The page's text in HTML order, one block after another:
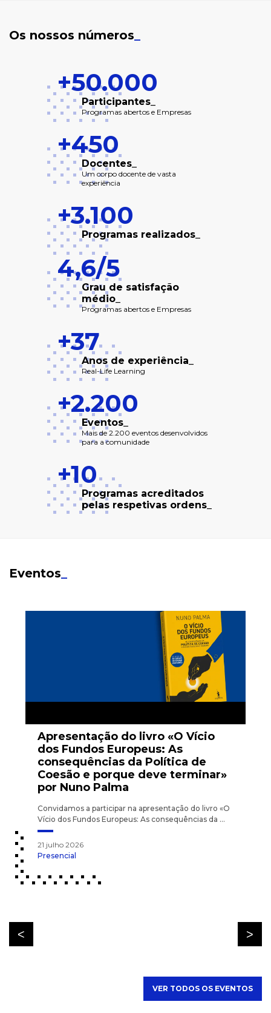
Os nossos números
+50.000
Participantes_
Programas abertos e Empresas
+450
Docentes_
Um corpo docente de vasta
experiência
+3.100
Programas realizados_
4,6/5
Grau de satisfação
médio_
Programas abertos e Empresas
+37
Anos de experiência_
Real-Life Learning
+2.200
Eventos_
Mais de 2.200 eventos desenvolvidos
para a comunidade
+10
Programas acreditados
pelas respetivas ordens_
Eventos
Apresentação do livro «O Vício
dos Fundos Europeus: As
consequências da Política de
Coesão e porque deve terminar»
por Nuno Palma
Convidamos a participar na apresentação do livro «O
Vício dos Fundos Europeus: As consequências da ...
21 julho 2026
Presencial
VER TODOS OS EVENTOS